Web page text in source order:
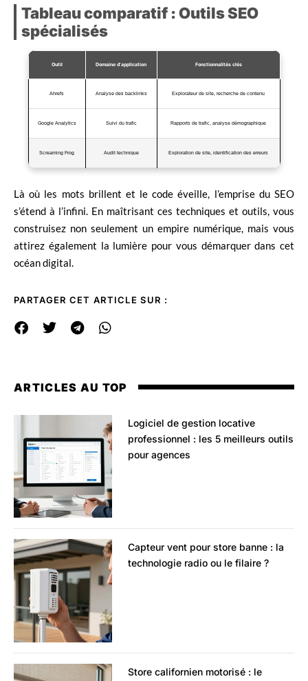
Tableau comparatif : Outils SEO
spécialisés
Outil Domaine d’application Fonctionnalités clés
Ahrefs Analyse des backlinks Explorateur de site, recherche de contenu
Google Analytics Suivi du trafic Rapports de trafic, analyse démographique
Screaming Frog Audit technique Exploration de site, identification des erreurs
Là où les mots brillent et le code éveille, l’emprise du SEO
s’étend à l’infini. En maîtrisant ces techniques et outils, vous
construisez non seulement un empire numérique, mais vous
attirez également la lumière pour vous démarquer dans cet
océan digital.
PARTAGER CET ARTICLE SUR :
ARTICLES AU TOP
Logiciel de gestion locative
professionnel : les 5 meilleurs outils
pour agences
Capteur vent pour store banne : la
technologie radio ou le filaire ?
Store californien motorisé : le